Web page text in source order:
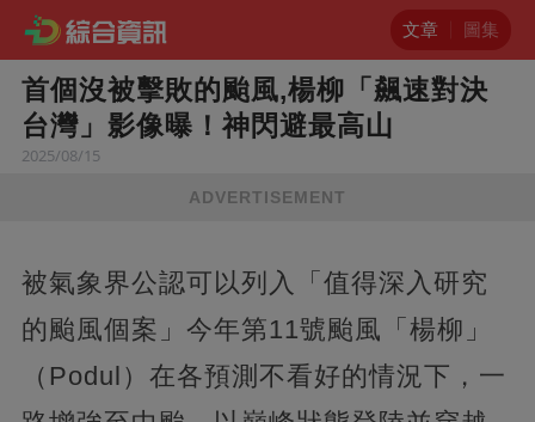
文章 圖集
首個沒被擊敗的颱風,楊柳「飆速對決
台灣」影像曝！神閃避最高山
2025/08/15
ADVERTISEMENT
被氣象界公認可以列入「值得深入研究
的颱風個案」今年第11號颱風「楊柳」
（Podul）在各預測不看好的情況下，一